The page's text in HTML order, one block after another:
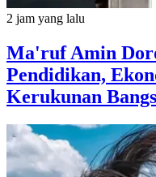
2 jam yang lalu
Ma'ruf Amin
Pendidikan,
Kerukunan